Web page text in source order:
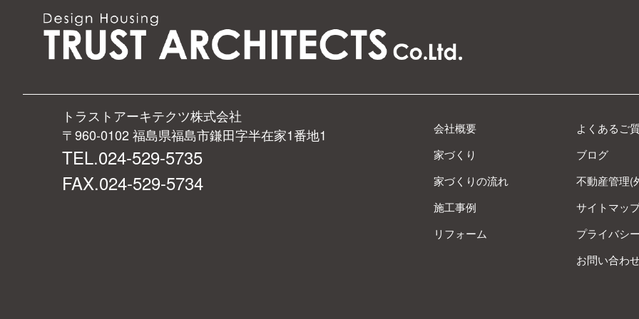
トラストアーキテクツ株式会社
〒960-0102 福島県福島市鎌田字半在家1番地1
TEL.024-529-5735
FAX.024-529-5734
会社概要
家づくり
家づくりの流れ
施工事例
リフォーム
よくあるご
ブログ
不動産管理(
サイトマッ
プライバシ
お問い合わ